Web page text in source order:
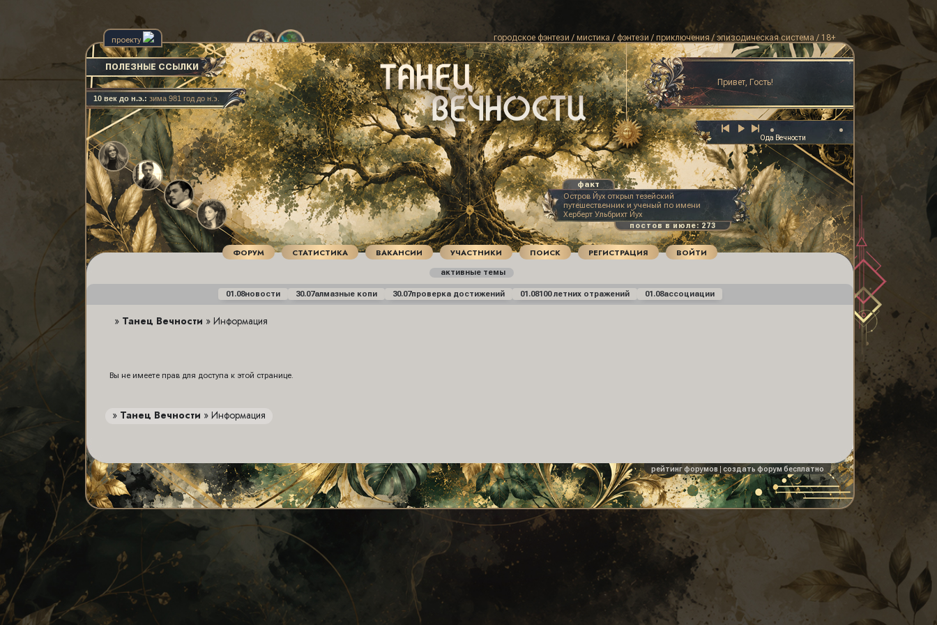
01.08новости 30.07алмазные копи 30.07проверка достижений 01.08100 летних отражений 01.08ассоциации
Остров Йух открыл тезейский
путешественник и ученый по имени
Херберт Ульбрихт Йух
ПОЛЕЗНЫЕ ССЫЛКИ
городское фэнтези / мистика / фэнтези / приключения / эпизодическая система / 18+
10 век до н.э.: зима 981 год до н.э.
Ода Вечности
проекту
ФОРУМ СТАТИСТИКА ВАКАНСИИ УЧАСТНИКИ ПОИСК РЕГИСТРАЦИЯ ВОЙТИ
активные темы
Привет, Гость!
» Танец Вечности » Информация
Вы не имеете прав для доступа к этой странице.
» Танец Вечности » Информация
рейтинг форумов создать форум бесплатно